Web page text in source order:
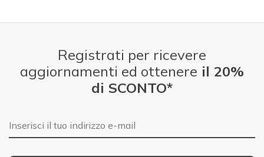
Registrati per ricevere
aggiornamenti ed ottenere il 20%
di SCONTO*
E-mail